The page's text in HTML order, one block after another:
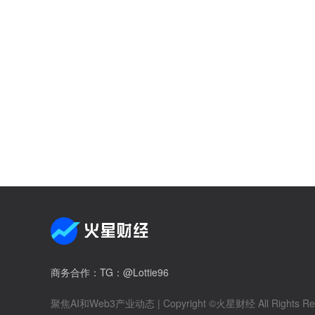
商务合作 ：TG：@Lottie96
聚焦AI和Web3产业动态 | Copyright ©火星财经 All Rights